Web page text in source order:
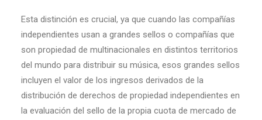
Esta distinción es crucial, ya que cuando las compañías
independientes usan a grandes sellos o compañías que
son propiedad de multinacionales en distintos territorios
del mundo para distribuir su música, esos grandes sellos
incluyen el valor de los ingresos derivados de la
distribución de derechos de propiedad independientes en
la evaluación del sello de la propia cuota de mercado de